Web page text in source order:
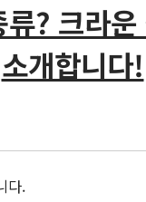
? 크라
소개합니다!
다.